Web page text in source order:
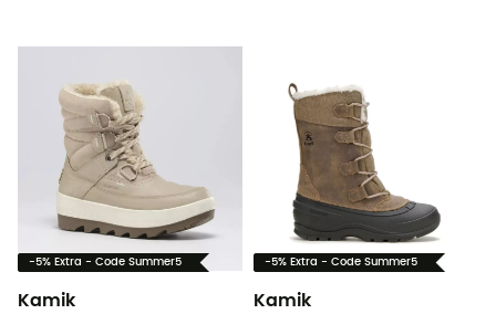
-5% Extra - Code Summer5
Kamik
-5% Extra - Code Summer5
Kamik